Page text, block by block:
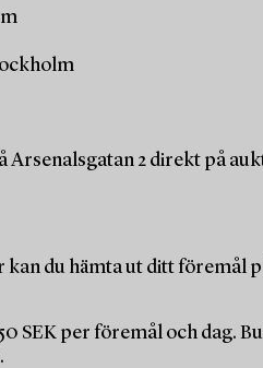
Arsenalsgatan 2 direkt på
kan du hämta ut ditt föremål
SEK per föremål och dag.